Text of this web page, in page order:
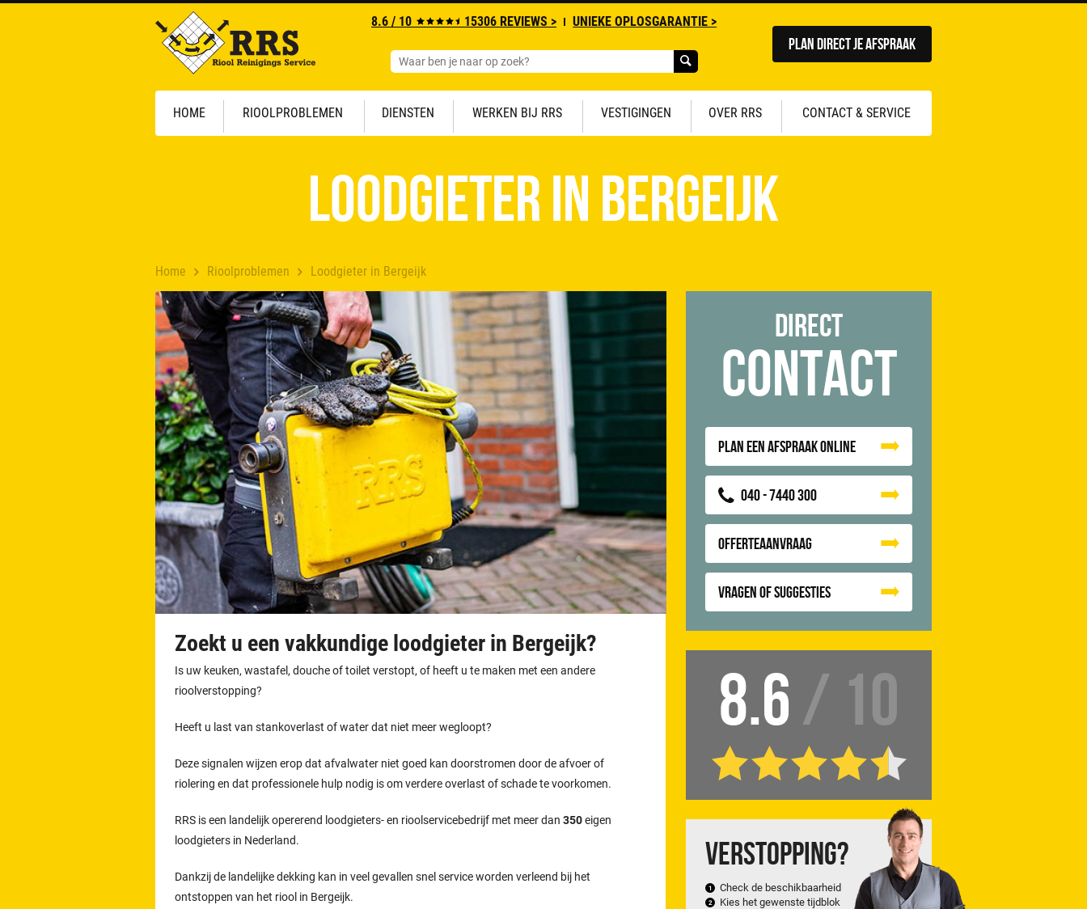
8.6 / 10 15306 REVIEWS > UNIEKE OPLOSGARANTIE >
Plan direct je afspraak
HOME RIOOLPROBLEMEN DIENSTEN WERKEN BIJ RRS VESTIGINGEN OVER RRS CONTACT & SERVICE
Home Rioolproblemen Loodgieter in Bergeijk
Loodgieter in Bergeijk
Zoekt u een vakkundige loodgieter in Bergeijk?
Is uw keuken, wastafel, douche of toilet verstopt, of heeft u te maken met een andere
rioolverstopping?
Heeft u last van stankoverlast of water dat niet meer wegloopt?
Deze signalen wijzen erop dat afvalwater niet goed kan doorstromen door de afvoer of
riolering en dat professionele hulp nodig is om verdere overlast of schade te voorkomen.
RRS is een landelijk opererend loodgieters- en rioolservicebedrijf met meer dan 350eigen
loodgieters in Nederland.
Dankzij de landelijke dekking kan in veel gevallen snel service worden verleend bij het
ontstoppen van het riool in Bergeijk.
Direct
Contact
Plan een afspraak online
040 - 7440 300
Offerteaanvraag
Vragen of suggesties
8.6 / 10
Verstopping?
Check de beschikbaarheid
Kies het gewenste tijdblok